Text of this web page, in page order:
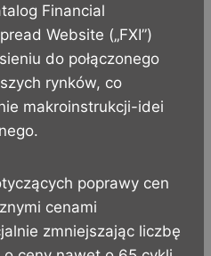
Financial
Website („FXI”)
do połączonego
rynków, co
makroinstrukcji-idei
poprawy cen
cenami
zmniejszając liczbę